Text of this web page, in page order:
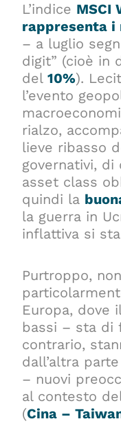
L’indice MSCI
rappresenta i
– a luglio
digit” (cioè in
del10%).
l’evento
rialzo,
lieve ribasso
governativi,
asset class
quindi la
la guerra in
inflattiva si
Purtroppo,
Europa, dove
bassi – sta di
contrario,
dall’altra
– nuovi
al contesto
(Cina –